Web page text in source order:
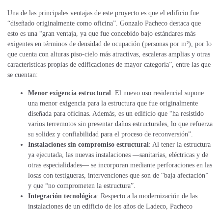
Una de las principales ventajas de este proyecto es que el edificio fue
“diseñado originalmente como oficina”. Gonzalo Pacheco destaca que
esto es una “gran ventaja, ya que fue concebido bajo estándares más
exigentes en términos de densidad de ocupación (personas por m²), por lo
que cuenta con alturas piso-cielo más atractivas, escaleras amplias y otras
características propias de edificaciones de mayor categoría”, entre las que
se cuentan:
Menor exigencia estructural : El nuevo uso residencial supone
una menor exigencia para la estructura que fue originalmente
diseñada para oficinas. Además, es un edificio que “ha resistido
varios terremotos sin presentar daños estructurales, lo que refuerza
su solidez y confiabilidad para el proceso de reconversión”.
Instalaciones sin compromiso estructural : Al tener la estructura
ya ejecutada, las nuevas instalaciones —sanitarias, eléctricas y de
otras especialidades— se incorporan mediante perforaciones en las
losas con testigueras, intervenciones que son de “baja afectación”
y que “no comprometen la estructura”.
Integración tecnológica: Respecto a la modernización de las
instalaciones de un edificio de los años de Ladeco, Pacheco